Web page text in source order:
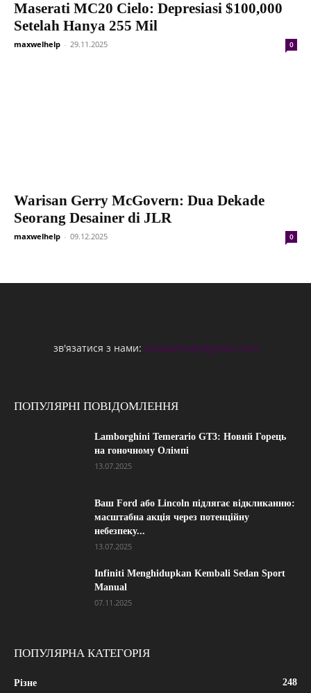
Maserati MC20 Cielo: Depresiasi $100,000
Setelah Hanya 255 Mil
maxwelhelp - 29.11.2025 0
Warisan Gerry McGovern: Dua Dekade
Seorang Desainer di JLR
maxwelhelp - 09.12.2025 0
зв'язатися з нами: maxwelhelp@gmail.com
ПОПУЛЯРНІ ПОВІДОМЛЕННЯ
Lamborghini Temerario GT3: Новий Горець
на гоночному Олімпі
13.07.2025
Ваш Ford або Lincoln підлягає відкликанню:
масштабна акція через потенційну
небезпеку...
13.07.2025
Infiniti Menghidupkan Kembali Sedan Sport
Manual
07.11.2025
ПОПУЛЯРНА КАТЕГОРІЯ
Різне 248